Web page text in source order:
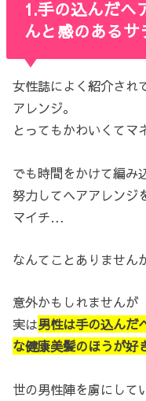
1.手の込んだヘ
んと感のあるサ
女性誌によく紹介され
アレンジ。
とってもかわいくてマ
でも時間をかけて編み
努力してヘアアレンジ
マイチ…
なんてことありません
意外かもしれませんが
実は男性は手の込んだ
な健康美髪のほうが好
世の男性陣を虜にして